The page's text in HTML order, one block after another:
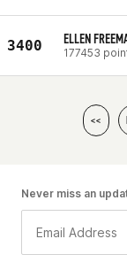
3400 ELLEN
177453
<<
Never miss an